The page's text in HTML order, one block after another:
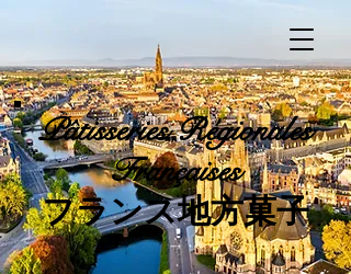
PâtisseriesRégionales
Françaises
​フランス地方菓子